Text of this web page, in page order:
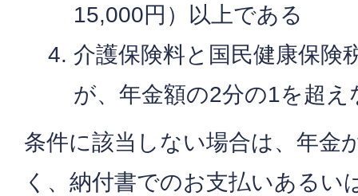
15,000円）以上である
介護保険料と国民健康保険
が、年金額の2分の1を超え
条件に該当しない場合は、年金
く、納付書でのお支払いあるい